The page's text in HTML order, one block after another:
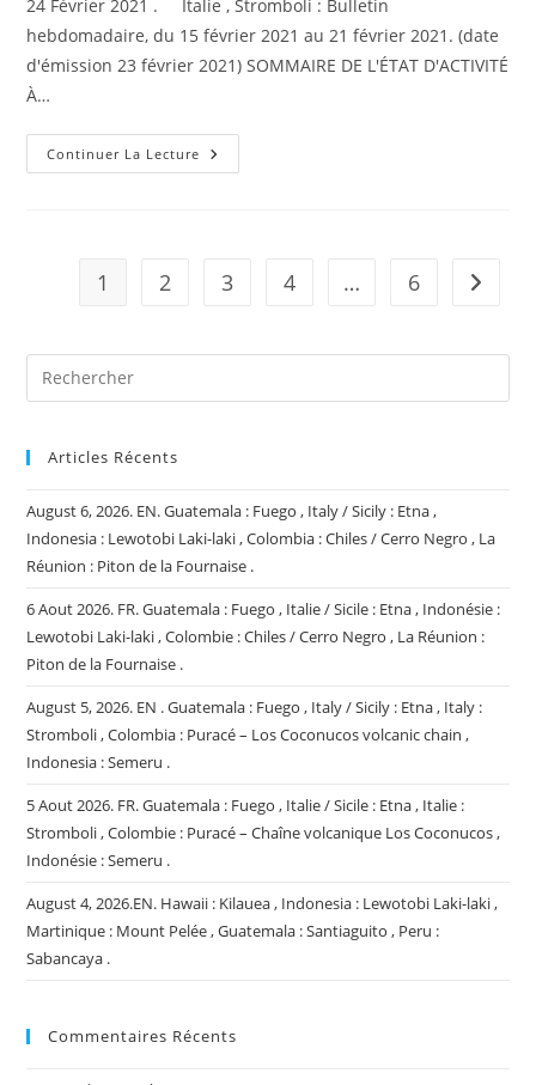
publication :
24 Février 2021 . Italie , Stromboli : Bulletin
hebdomadaire, du 15 février 2021 au 21 février 2021. (date
d'émission 23 février 2021) SOMMAIRE DE L'ÉTAT D'ACTIVITÉ
À…
Continuer La Lecture 24
Février
Stromboli
Sicile
,
:
Kilauea
.
1 2 3 4 … 6 Aller à
Articles Récents
August 6, 2026. EN. Guatemala : Fuego , Italy / Sicily : Etna ,
Indonesia : Lewotobi Laki-laki , Colombia : Chiles / Cerro Negro , La
Réunion : Piton de la Fournaise .
6 Aout 2026. FR. Guatemala : Fuego , Italie / Sicile : Etna , Indonésie :
Lewotobi Laki-laki , Colombie : Chiles / Cerro Negro , La Réunion :
Piton de la Fournaise .
August 5, 2026. EN . Guatemala : Fuego , Italy / Sicily : Etna , Italy :
Stromboli , Colombia : Puracé – Los Coconucos volcanic chain ,
Indonesia : Semeru .
5 Aout 2026. FR. Guatemala : Fuego , Italie / Sicile : Etna , Italie :
Stromboli , Colombie : Puracé – Chaîne volcanique Los Coconucos ,
Indonésie : Semeru .
August 4, 2026.EN. Hawaii : Kilauea , Indonesia : Lewotobi Laki-laki ,
Martinique : Mount Pelée , Guatemala : Santiaguito , Peru :
Sabancaya .
Commentaires Récents